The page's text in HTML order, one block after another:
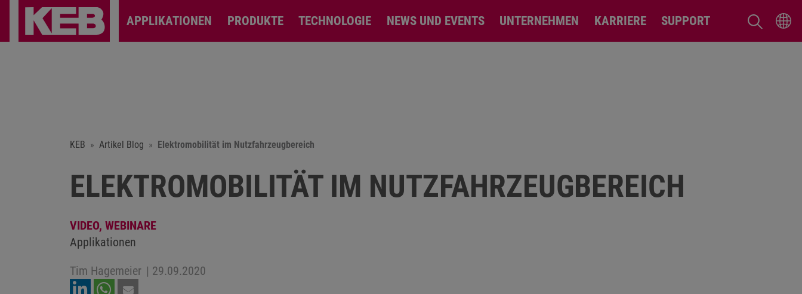
APPLIKATIONEN PRODUKTE TECHNOLOGIE NEWS UND EVENTS UNTERNEHMEN KARRIERE SUPPORT
KEB Artikel Blog Elektromobilität im Nutzfahrzeugbereich
ELEKTROMOBILITÄT IM NUTZFAHRZEUGBEREICH
VIDEO, WEBINARE
Applikationen
Tim Hagemeier | 29.09.2020